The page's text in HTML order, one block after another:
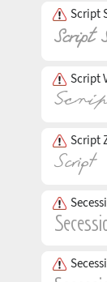
Script
Script
Script